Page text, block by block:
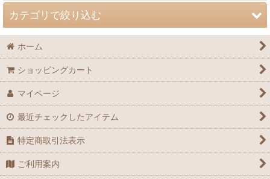
カテゴリで絞り込む
ローカル出版物 (全商品)
動物
昆虫
地学・古生物
ホーム
ショッピングカート
マイページ
最近チェックしたアイテム
特定商取引法表示
ご利用案内